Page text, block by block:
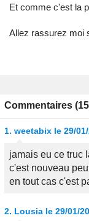
Et comme c'est la
Allez rassurez moi
Commentaires
1. weetabix le 29/
jamais eu ce truc
c'est nouveau
en tout cas c'est
2. Lousia le 29/01/